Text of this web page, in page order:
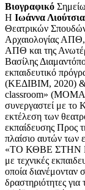
Βιογραφικό
Η Ιωάννα Λιούτσια
Θεατρικών
Αρχαιολογίας
ΑΠΘ και της
Βασίλης
εκπαιδευτικό
(ΚΕΔΙΒΙΜ, 2020) &
classroom»
συνεργαστεί με το
εκτέλεση των
εκπαίδευσης Προς
πλαίσιο αυτών των
«ΤΟ ΚΘΒΕ ΣΤΗΝ
με τεχνικές
οποία διανέμονταν
δραστηριότητες